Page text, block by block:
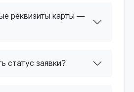
реквизиты карты —
статус заявки?